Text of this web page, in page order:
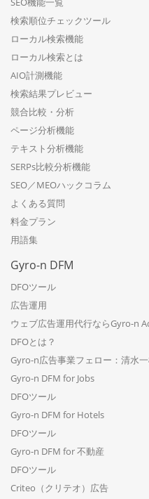
検索順位チェックツール
ローカル検索機能
ローカル検索とは
AIO計測機能
検索結果プレビュー
競合比較・分析
ページ分析機能
テキスト分析機能
SERPs比較分析機能
SEO／MEOハックコラム
よくある質問
料金プラン
用語集
Gyro-n DFM
DFOツール
広告運用
ウェブ広告運用代行ならGyro-n
DFOとは？
Gyro-n広告事業フェロー：清水
Gyro-n DFM for Jobs
DFOツール
Gyro-n DFM for Hotels
DFOツール
Gyro-n DFM for 不動産
DFOツール
Criteo（クリテオ）広告